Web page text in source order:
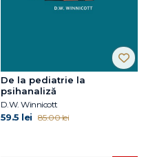
De la pediatrie la
psihanaliză
D.W. Winnicott
59.5 lei 85.00 lei